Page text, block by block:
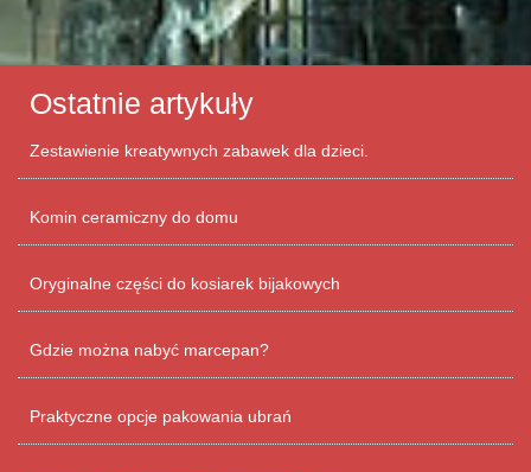
Ostatnie artykuły
Zestawienie kreatywnych zabawek dla dzieci.
Komin ceramiczny do domu
Oryginalne części do kosiarek bijakowych
Gdzie można nabyć marcepan?
Praktyczne opcje pakowania ubrań